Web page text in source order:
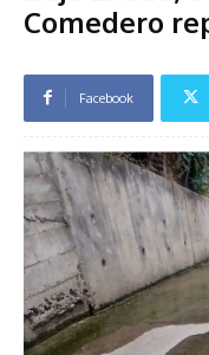
Comedero
Facebook